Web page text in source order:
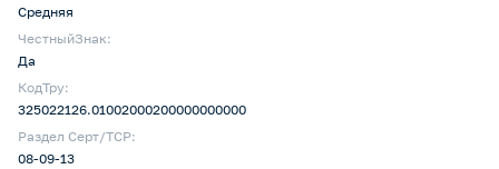
Средняя
ЧестныйЗнак:
Да
КодТру:
325022126.01002000200000000000
Раздел Серт/ТСР:
08-09-13